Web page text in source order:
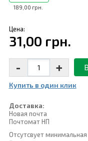
189,00 грн.
Цена:
31,00 грн.
- +
Купить в один клик
Доставка:
Новая почта
Почтомат НП
Отсутсвует